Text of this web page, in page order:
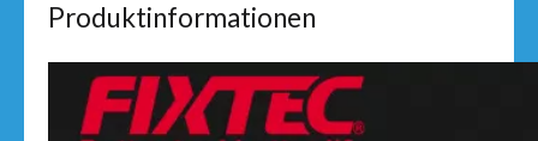
Produktinformationen